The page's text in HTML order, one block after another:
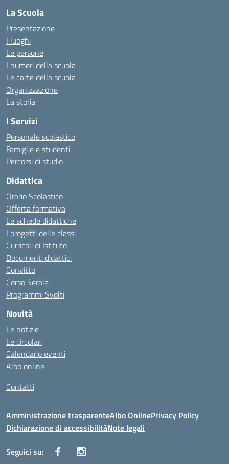
La Scuola
Presentazione
I luoghi
Le persone
I numeri della scuola
Le carte della scuola
Organizzazione
La storia
I Servizi
Personale scolastico
Famiglie e studenti
Percorsi di studio
Didattica
Orario Scolastico
Offerta formativa
Le schede didattiche
I progetti delle classi
Curricoli di Istituto
Documenti didattici
Convitto
Corso Serale
Programmi Svolti
Novità
Le notizie
Le circolari
Calendario eventi
Albo online
Contatti
Amministrazione trasparenteAlbo OnlinePrivacy Policy
Dichiarazione di accessibilitàNote legali
Seguici su: